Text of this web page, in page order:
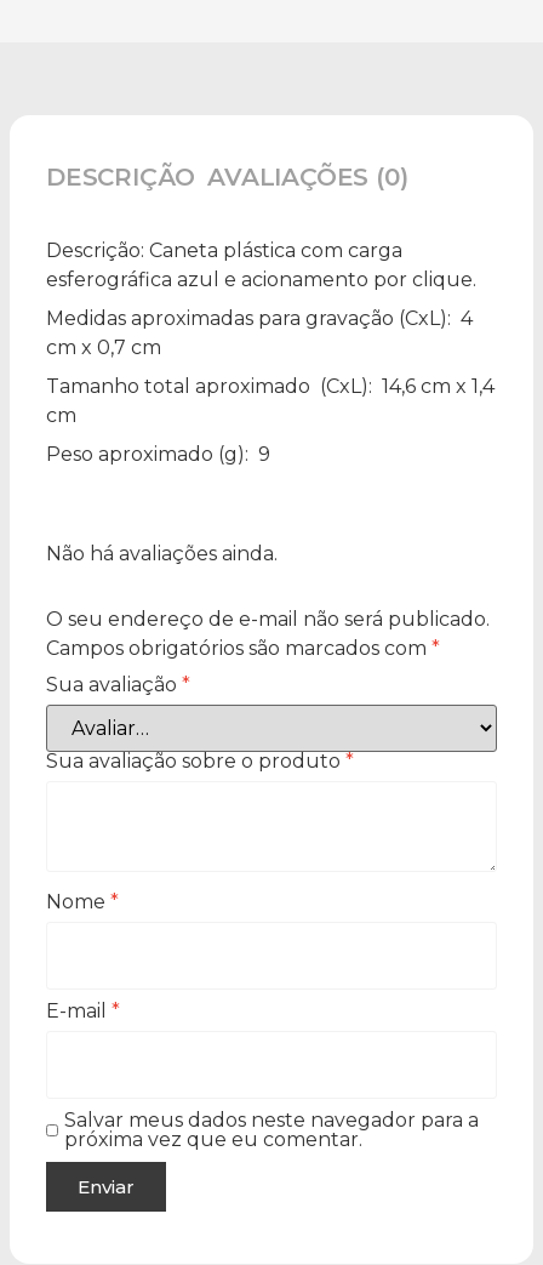
DESCRIÇÃO AVALIAÇÕES (0)
Descrição: Caneta plástica com carga
esferográfica azul e acionamento por clique.
Medidas aproximadas para gravação (CxL): 4
cm x 0,7 cm
Tamanho total aproximado (CxL): 14,6 cm x 1,4
cm
Peso aproximado (g): 9
Não há avaliações ainda.
O seu endereço de e-mail não será publicado.
Campos obrigatórios são marcados com *
Sua avaliação *
Sua avaliação sobre o produto *
Nome *
E-mail *
Salvar meus dados neste navegador para a
próxima vez que eu comentar.